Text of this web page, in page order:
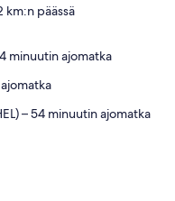
lawn area which is directly
summer games on the
of the living room and
500m2
km:n päässä
minuutin ajomatka
– 54 minuutin ajomatka